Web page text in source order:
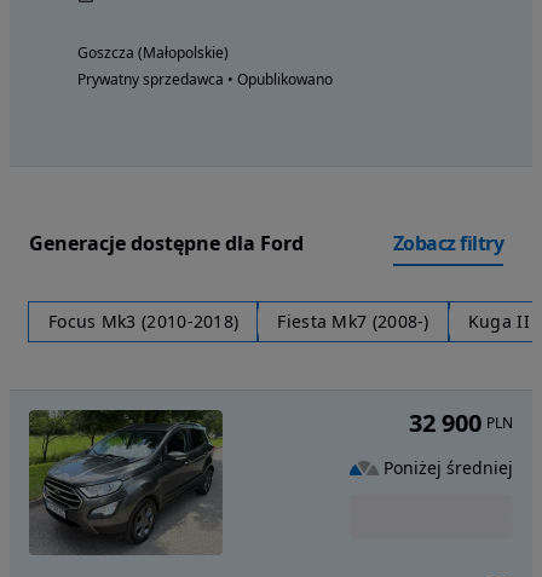
Goszcza (Małopolskie)
Prywatny sprzedawca • Opublikowano
Generacje dostępne dla Ford Zobacz filtry
Focus Mk3 (2010-2018) Fiesta Mk7 (2008-) Kuga II
32 900 PLN
Poniżej średniej